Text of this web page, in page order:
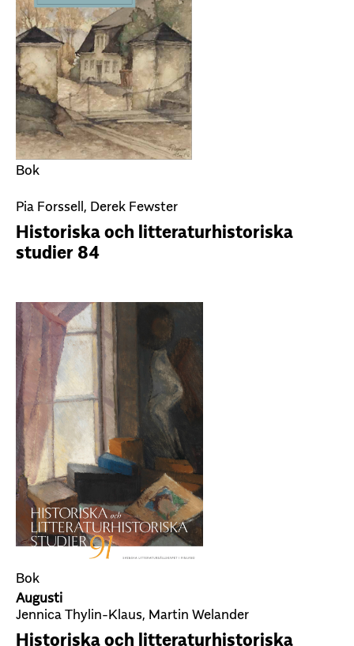
Bok
Pia Forssell, Derek Fewster
Historiska och litteraturhistoriska
studier 84
Bok
Augusti
Jennica Thylin-Klaus, Martin Welander
Historiska och litteraturhistoriska